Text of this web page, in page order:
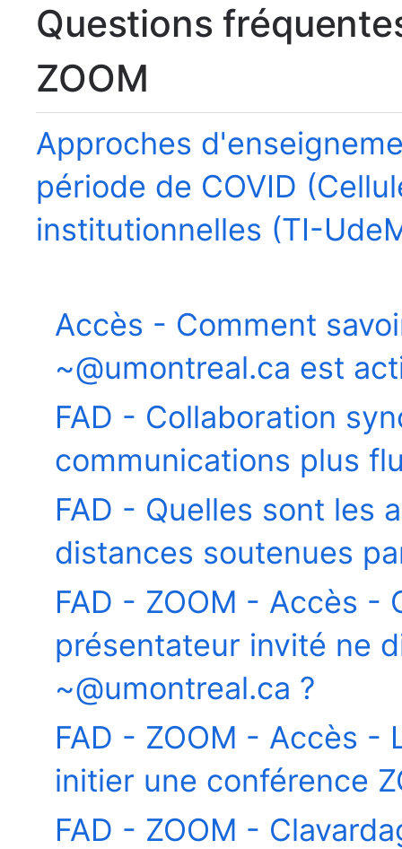
Questions
ZOOM
Approches
période de COVID
institutionnelles (TI-
Accès - Comment
~@umontreal.ca est
FAD - Collaboration
communications plus
FAD - Quelles sont les
distances soutenues
FAD - ZOOM - Accès -
présentateur invité ne
~@umontreal.ca ?
FAD - ZOOM - Accès -
initier une conférence
FAD - ZOOM -